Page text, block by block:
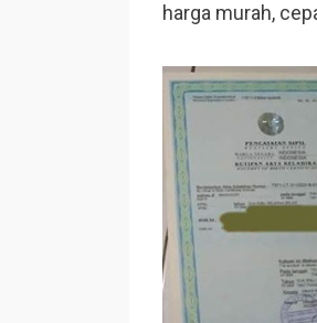
harga murah,